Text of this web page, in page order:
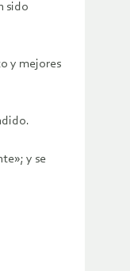
sido
y mejores
y se